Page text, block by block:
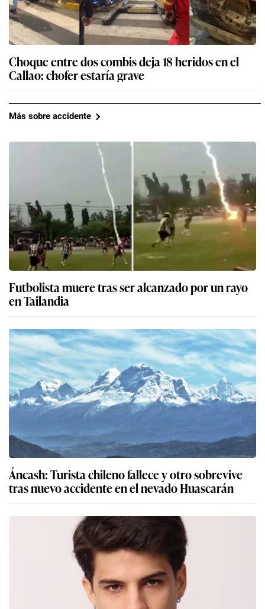
Choque entre dos combis deja 18 heridos en el
Callao: chofer estaría grave
Más sobre accidente
Futbolista muere tras ser alcanzado por un rayo
en Tailandia
Áncash: Turista chileno fallece y otro sobrevive
tras nuevo accidente en el nevado Huascarán